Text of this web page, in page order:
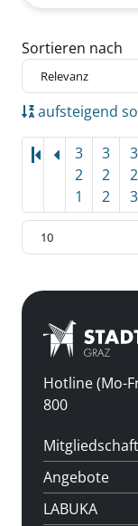
Zu den
Sortieren nach
aufsteigend
3
2
1
3
2
2
3
2
3
Hotline (Mo-
800
Mitgliedschaft
Angebote
LABUKA